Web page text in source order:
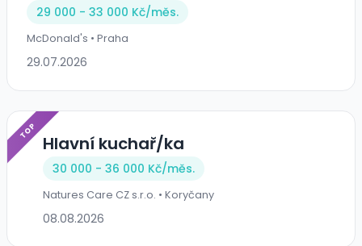
29 000 - 33 000 Kč/měs.
McDonald's • Praha
29.07.2026
TOP
Hlavní kuchař/ka
30 000 - 36 000 Kč/měs.
Natures Care CZ s.r.o. • Koryčany
08.08.2026